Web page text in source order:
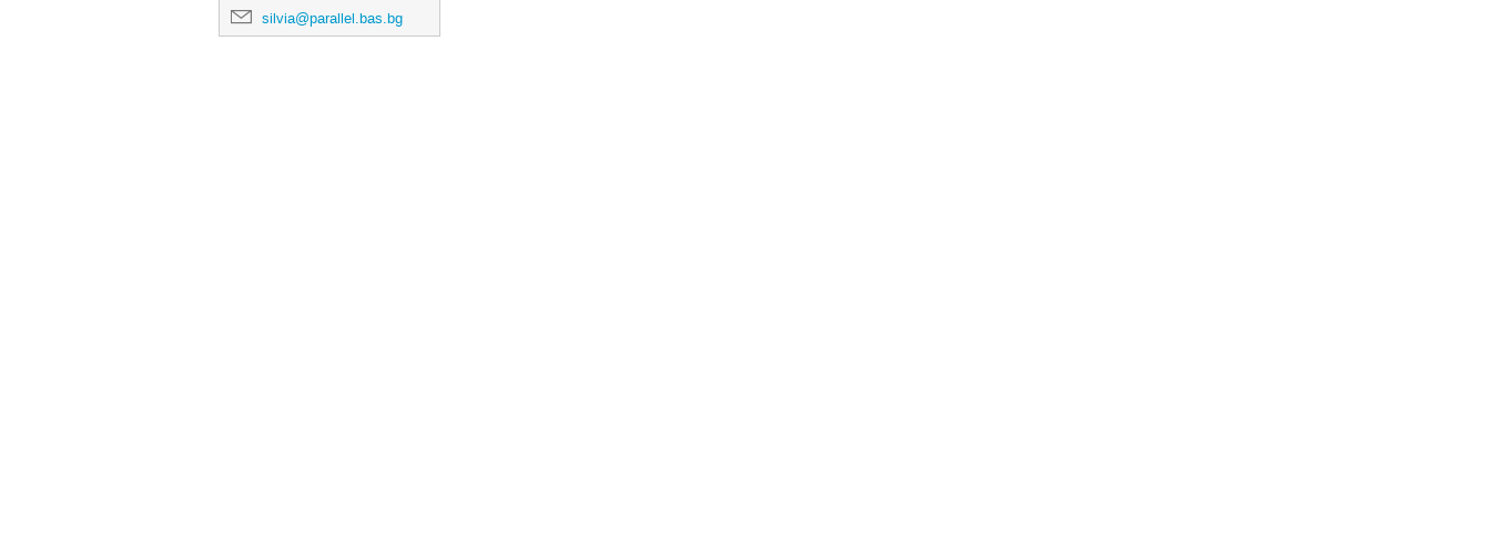
silvia@parallel.bas.bg